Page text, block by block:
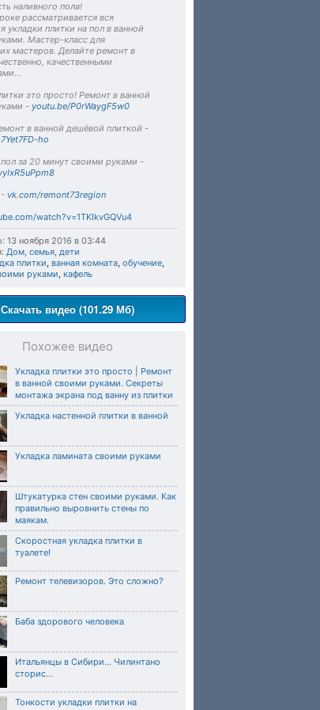
наливного пола!
рассматривается вся
укладки плитки на пол в ванной
Мастер-класс для
мастеров. Делайте ремонт в
качественными
это просто! Ремонт в ванной
- youtu.be/P0rWaygF5w0
в ванной дешёвой плиткой -
ho
за 20 минут своими руками -
vk.com/remont73region
watch?v=1TKIkvGQVu4
13 ноября 2016 в 03:44
Дом, семья, дети
плитки, ванная комната, обучение,
руками, кафель
Скачать видео (101.29 Мб)
Похожее видео
Укладка плитки это просто | Ремонт
в ванной своими руками. Секреты
монтажа экрана под ванну из плитки
Укладка настенной плитки в ванной
Укладка ламината своими руками
Штукатурка стен своими руками. Как
правильно выровнить стены по
маякам.
Скоростная укладка плитки в
туалете!
Ремонт телевизоров. Это сложно?
Баба здорового человека
Итальянцы в Сибири... Чилинтано
сторис...
Тонкости укладки плитки на